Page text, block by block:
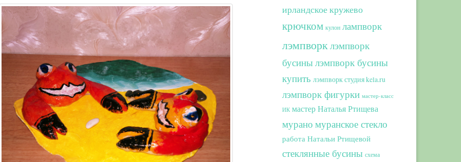
ирландское кружево
крючком кулон лампворк
лэмпворклэмпворк
бусинылэмпворк бусины
купить лэмпворк студия kela.ru
лэмпворк фигурки мастер-класс
ИК мастер Наталья Ртищева
мурано муранское стекло
работа Натальи Ртищевой
стеклянные бусины схема